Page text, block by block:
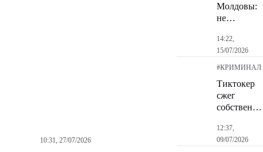
10:31, 27/07/2026
Молдовы:
не
фото из
отпуска в
соцсетях
домой
14:22,
15/07/2026
#КРИМИНАЛ
Тиктокер
сжег
ради
12:37,
09/07/2026